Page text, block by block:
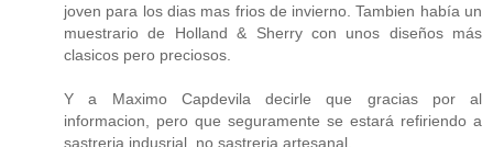
joven para los dias mas frios de invierno. Tambien había un
muestrario de Holland & Sherry con unos diseños más
clasicos pero preciosos.
Y a Maximo Capdevila decirle que gracias por al
informacion, pero que seguramente se estará refiriendo a
sastreria indusrial, no sastreria artesanal.